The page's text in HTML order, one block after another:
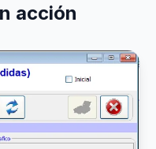
acción